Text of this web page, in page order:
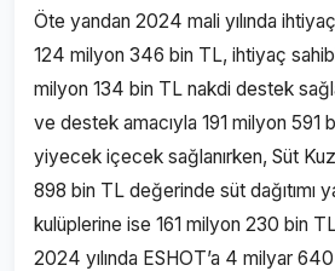
Öte yandan 2024 mali yılında
124 milyon 346 bin TL, ihtiyaç
milyon 134 bin TL nakdi destek
ve destek amacıyla 191 milyon 591
yiyecek içecek sağlanırken, Süt
898 bin TL değerinde süt dağıtımı
kulüplerine ise 161 milyon 230 bin
2024 yılında ESHOT’a 4 milyar